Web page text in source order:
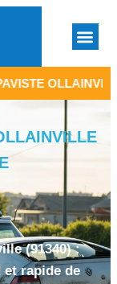
91340
(91340) :
rapide de